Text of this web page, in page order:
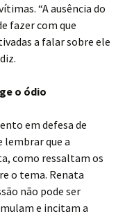
“A ausência do
fazer com que
a falar sobre ele
o ódio
em defesa de
lembrar que a
como ressaltam os
o tema. Renata
não pode ser
e incitam a